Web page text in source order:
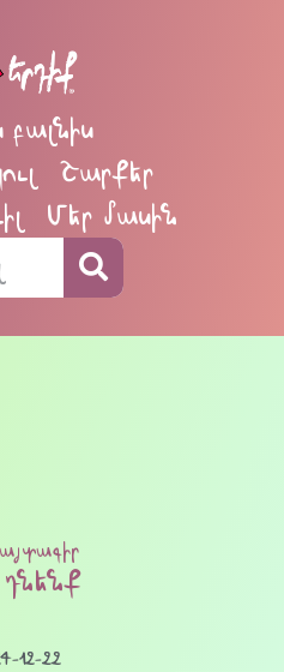
բալնիս
Շարքեր
Մեր մասին
դնենք
12-22